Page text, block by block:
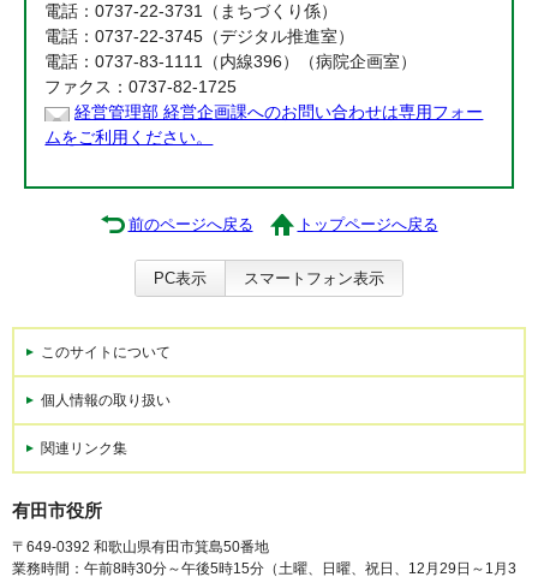
電話：0737-22-3731（まちづくり係）
電話：0737-22-3745（デジタル推進室）
電話：0737-83-1111（内線396）（病院企画室）
ファクス：0737-82-1725
経営管理部 経営企画課へのお問い合わせは専用フォー
ムをご利用ください。
前のページへ戻る トップページへ戻る
PC表示 スマートフォン表示
このサイトについて
個人情報の取り扱い
関連リンク集
有田市役所
〒649-0392 和歌山県有田市箕島50番地
業務時間：午前8時30分～午後5時15分（土曜、日曜、祝日、12月29日～1月3